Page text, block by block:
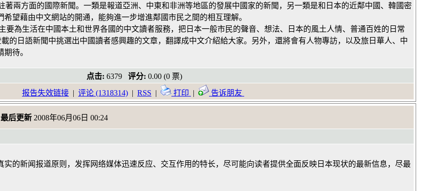
兩方面的國際新聞。一類是報道亞洲、中東和非洲等地區的發展中國家的新聞，另一類是和日本的近鄰中國、韓國密
望藉由中文網站的開通，能夠進一步增進鄰國市民之間的相互理解。
為生活在中國本土和世界各國的中文讀者服務，把日本一般市民的聲音、想法、日本的風土人情、普通百姓的日常
載的日語新聞中挑選出中國讀者感興趣的文章，翻譯成中文介紹給大家。另外，還將會有人物專訪，以及旅日華人、中
待。
点击: 6379 评分: 0.00 (0 票)
报告失效链接 | 评论 (1318314) | RSS | 打印 | 告诉朋友
最后更新 2008年06月06日 00:24
的新闻报道原则，发挥网络媒体迅速反应、交互作用的特长，尽可能向读者提供全面反映日本现状的最新信息，尽最